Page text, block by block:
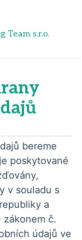
Team s.r.o.
bereme
poskytované
v souladu s
a
zákonem č.
údajů ve